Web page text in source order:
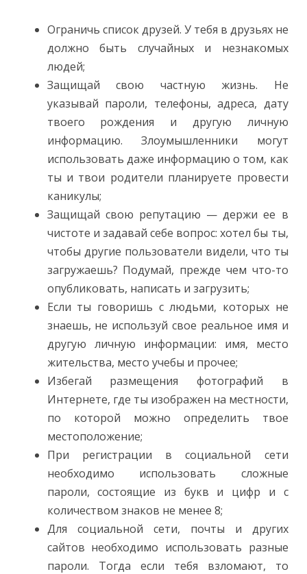
Ограничь список друзей. У тебя в друзьях не
должно быть случайных и незнакомых
людей;
Защищай свою частную жизнь. Не
указывай пароли, телефоны, адреса, дату
твоего рождения и другую личную
информацию. Злоумышленники могут
использовать даже информацию о том, как
ты и твои родители планируете провести
каникулы;
Защищай свою репутацию — держи ее в
чистоте и задавай себе вопрос: хотел бы ты,
чтобы другие пользователи видели, что ты
загружаешь? Подумай, прежде чем что-то
опубликовать, написать и загрузить;
Если ты говоришь с людьми, которых не
знаешь, не используй свое реальное имя и
другую личную информации: имя, место
жительства, место учебы и прочее;
Избегай размещения фотографий в
Интернете, где ты изображен на местности,
по которой можно определить твое
местоположение;
При регистрации в социальной сети
необходимо использовать сложные
пароли, состоящие из букв и цифр и с
количеством знаков не менее 8;
Для социальной сети, почты и других
сайтов необходимо использовать разные
пароли. Тогда если тебя взломают, то